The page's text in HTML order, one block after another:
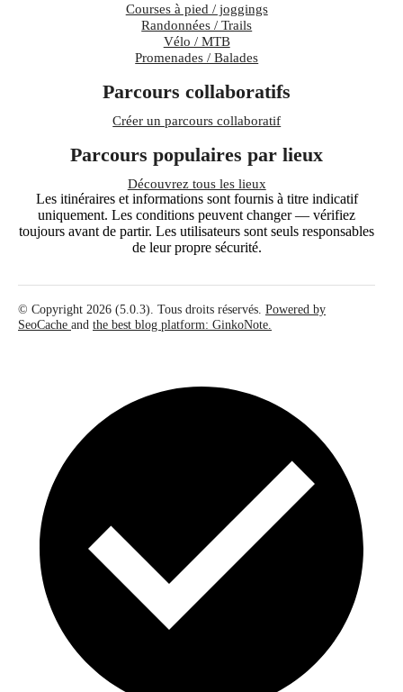
Courses à pied / joggings
Randonnées / Trails
Vélo / MTB
Promenades / Balades
Parcours collaboratifs
Créer un parcours collaboratif
Parcours populaires par lieux
Découvrez tous les lieux
Les itinéraires et informations sont fournis à titre indicatif
uniquement. Les conditions peuvent changer — vérifiez
toujours avant de partir. Les utilisateurs sont seuls responsables
de leur propre sécurité.
© Copyright 2026 (5.0.3). Tous droits réservés. Powered by
SeoCache and the best blog platform: GinkoNote.